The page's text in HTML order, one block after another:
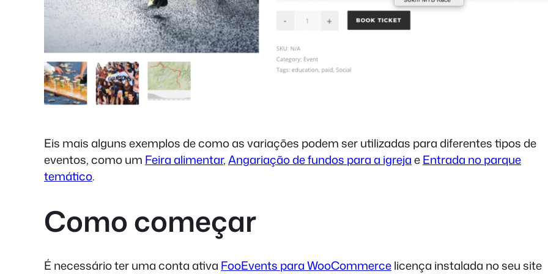
Eis mais alguns exemplos de como as variações podem ser utilizadas para diferentes tipos de
eventos, como um Feira alimentar,Angariação de fundos para a igrejaeEntrada no parque
temático.
Como começar
É necessário ter uma conta ativa FooEvents para WooCommercelicença instalada no seu site